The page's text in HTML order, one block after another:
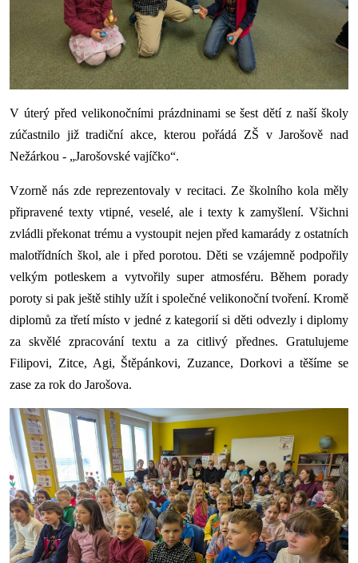
V úterý před velikonočními prázdninami se šest dětí z naší školy
zúčastnilo již tradiční akce, kterou pořádá ZŠ v Jarošově nad
Nežárkou - „Jarošovské vajíčko“.
Vzorně nás zde reprezentovaly v recitaci. Ze školního kola měly
připravené texty vtipné, veselé, ale i texty k zamyšlení. Všichni
zvládli překonat trému a vystoupit nejen před kamarády z ostatních
malotřídních škol, ale i před porotou. Děti se vzájemně podpořily
velkým potleskem a vytvořily super atmosféru. Během porady
poroty si pak ještě stihly užít i společné velikonoční tvoření. Kromě
diplomů za třetí místo v jedné z kategorií si děti odvezly i diplomy
za skvělé zpracování textu a za citlivý přednes. Gratulujeme
Filipovi, Zitce, Agi, Štěpánkovi, Zuzance, Dorkovi a těšíme se
zase za rok do Jarošova.